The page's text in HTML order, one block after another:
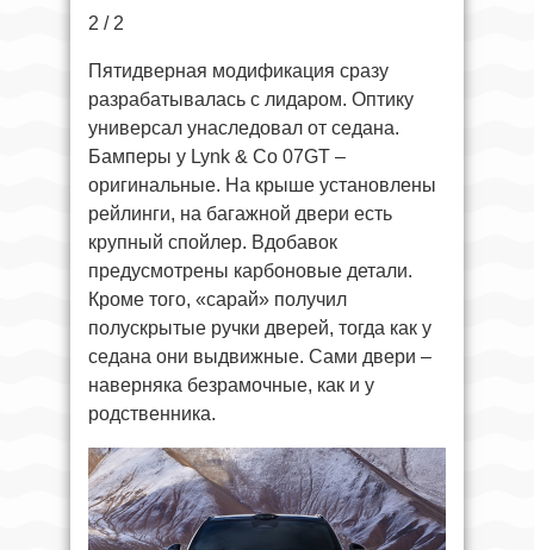
2 / 2
Пятидверная модификация сразу
разрабатывалась с лидаром. Оптику
универсал унаследовал от седана.
Бамперы у Lynk & Co 07GT –
оригинальные. На крыше установлены
рейлинги, на багажной двери есть
крупный спойлер. Вдобавок
предусмотрены карбоновые детали.
Кроме того, «сарай» получил
полускрытые ручки дверей, тогда как у
седана они выдвижные. Сами двери –
наверняка безрамочные, как и у
родственника.